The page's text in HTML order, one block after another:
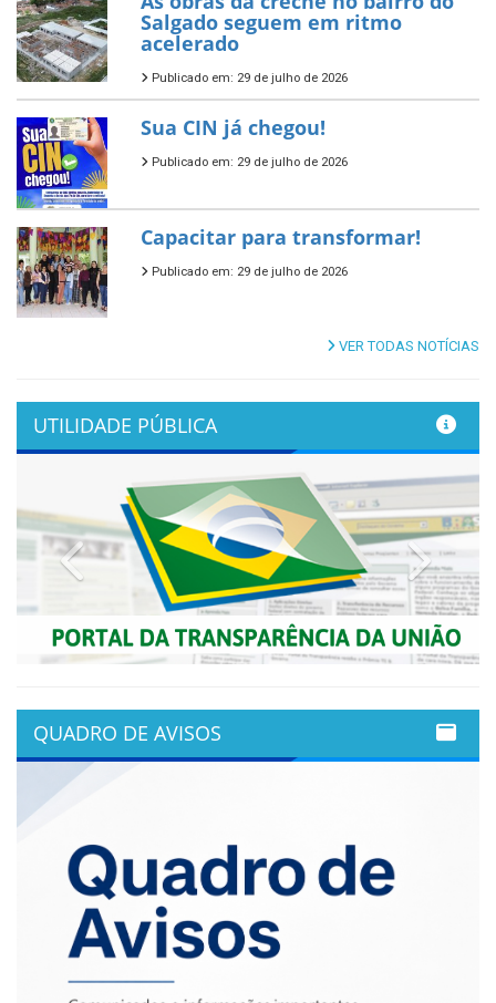
Salgado seguem em ritmo
acelerado
Publicado em: 29 de julho de 2026
Sua CIN já chegou!
Publicado em: 29 de julho de 2026
Capacitar para transformar!
Publicado em: 29 de julho de 2026
VER TODAS NOTÍCIAS
UTILIDADE PÚBLICA
Previous Next
QUADRO DE AVISOS